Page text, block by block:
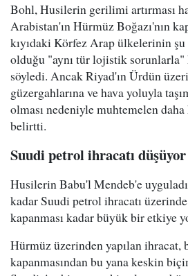
Bohl, Husilerin gerilimi artırması
Arabistan'ın Hürmüz Boğazı'nın
kıyıdaki Körfez Arap ülkelerinin şu
olduğu "aynı tür lojistik sorunlarla"
söyledi. Ancak Riyad'ın Ürdün
güzergahlarına ve hava yoluyla
olması nedeniyle muhtemelen daha
belirtti.
Suudi petrol ihracatı düşüyor
Husilerin Babu'l Mendeb'e
kadar Suudi petrol ihracatı
kapanması kadar büyük bir etkiye
Hürmüz üzerinden yapılan ihracat,
kapanmasından bu yana keskin